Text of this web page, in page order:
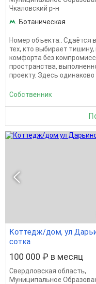
Чкаловский р-н
Ботаническая
Номер объекта:. Сдаётся
тех, кто выбирает
комфорта без
пространства,
проекту. Здесь одинаково
Собственник
Коттедж/дом, ул
сотка
100 000 ₽ в месяц
Свердловская область,
Муниципальное